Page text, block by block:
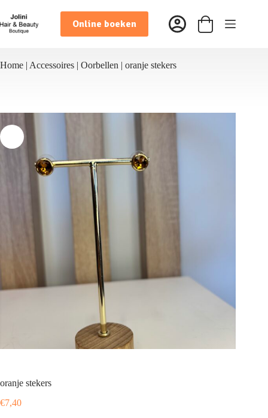
naar
de
inhoud
Online boeken Winkelwagen
Home | Accessoires | Oorbellen | oranje stekers
oranje stekers
€7,40